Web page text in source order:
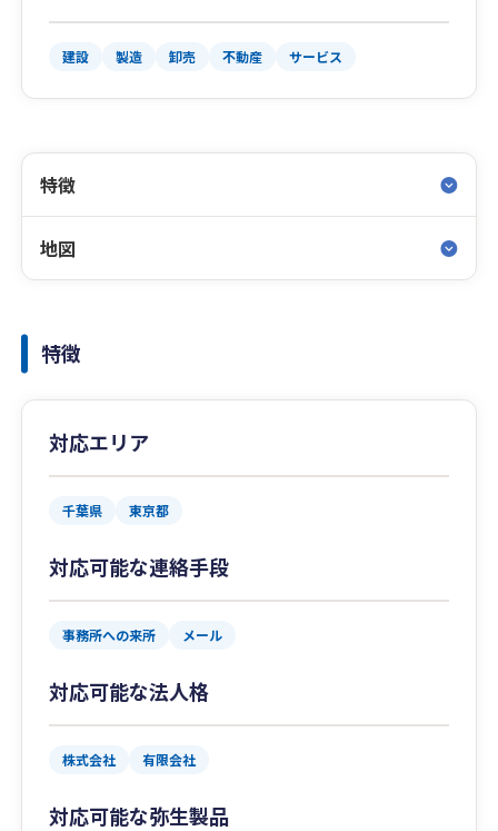
建設 製造 卸売 不動産 サービス
特徴
地図
特徴
対応エリア
千葉県 東京都
対応可能な連絡手段
事務所への来所 メール
対応可能な法人格
株式会社 有限会社
対応可能な弥生製品